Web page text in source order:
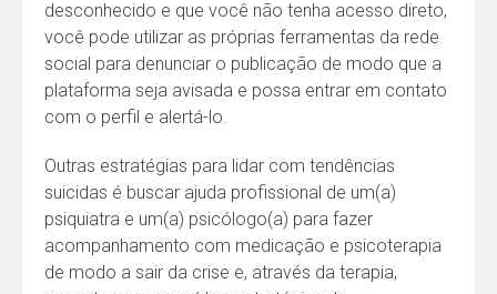
desconhecido e que você não tenha acesso direto,
você pode utilizar as próprias ferramentas da rede
social para denunciar o publicação de modo que a
plataforma seja avisada e possa entrar em contato
com o perfil e alertá-lo.
Outras estratégias para lidar com tendências
suicidas é buscar ajuda profissional de um(a)
psiquiatra e um(a) psicólogo(a) para fazer
acompanhamento com medicação e psicoterapia
de modo a sair da crise e, através da terapia,